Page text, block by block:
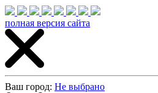
полная версия сайта
Ваш город: Не выбрано